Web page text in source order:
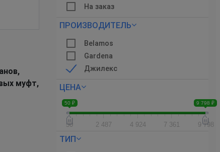
На заказ
ПРОИЗВОДИТЕЛЬ
Belamos
Gardena
Джилекс
ЦЕНА
50 ₽ 9 798 ₽
50 2 487 4 924 7 361 9 798
ТИП
муфт,